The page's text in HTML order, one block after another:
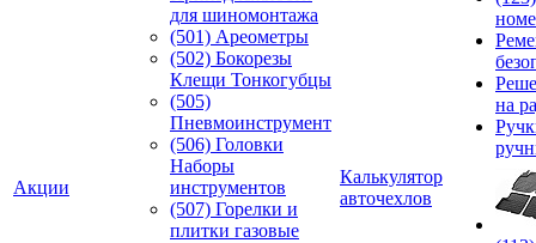
Акции
для шиномонтажа
(501) Ареометры
(502) Бокорезы
Клещи Тонкогубцы
(505)
Пневмоинструмент
(506) Головки
Наборы
инструментов
(507) Горелки и
плитки газовые
Калькулятор
авточехлов
на